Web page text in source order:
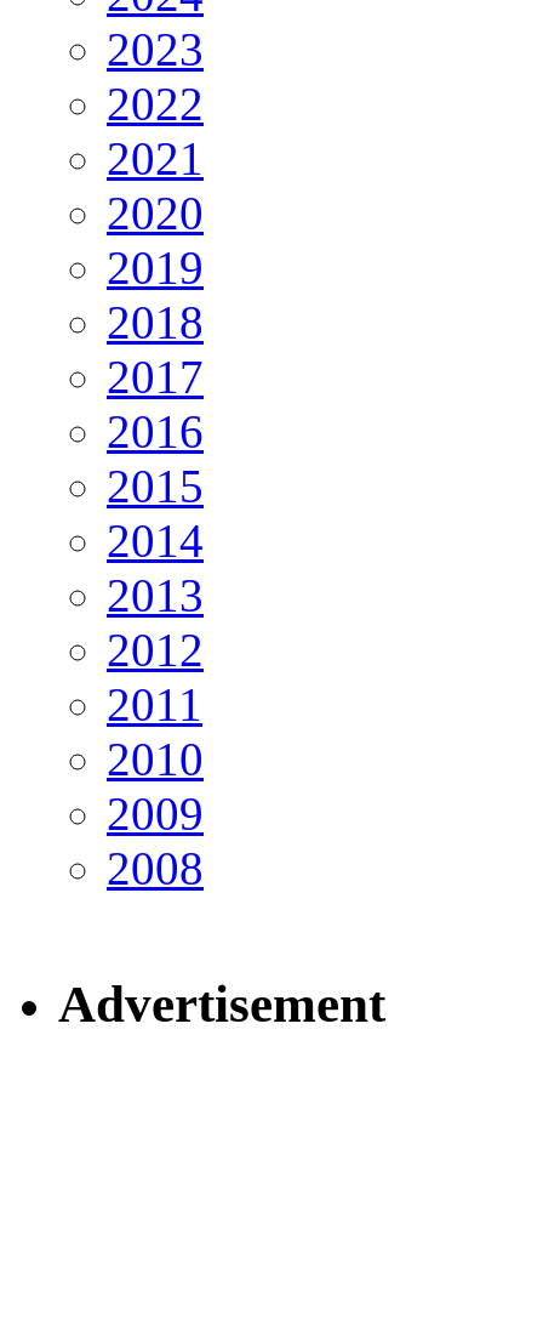
2023
2022
2021
2020
2019
2018
2017
2016
2015
2014
2013
2012
2011
2010
2009
2008
Advertisement